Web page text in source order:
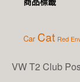
Car Cat Red
VW T2 Club